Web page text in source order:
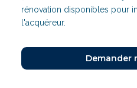
rénovation disponibles pour
l'acquéreur.
Demander